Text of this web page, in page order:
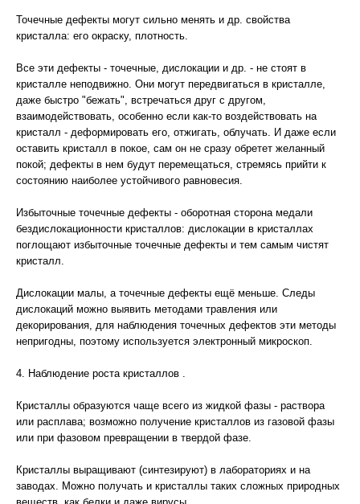
Точечные дефекты могут сильно менять и др. свойства
кристалла: его окраску, плотность.
Все эти дефекты - точечные, дислокации и др. - не стоят в
кристалле неподвижно. Они могут передвигаться в кристалле,
даже быстро "бежать", встречаться друг с другом,
взаимодействовать, особенно если как-то воздействовать на
кристалл - деформировать его, отжигать, облучать. И даже если
оставить кристалл в покое, сам он не сразу обретет желанный
покой; дефекты в нем будут перемещаться, стремясь прийти к
состоянию наиболее устойчивого равновесия.
Избыточные точечные дефекты - оборотная сторона медали
бездислокационности кристаллов: дислокации в кристаллах
поглощают избыточные точечные дефекты и тем самым чистят
кристалл.
Дислокации малы, а точечные дефекты ещё меньше. Следы
дислокаций можно выявить методами травления или
декорирования, для наблюдения точечных дефектов эти методы
непригодны, поэтому используется электронный микроскоп.
4. Наблюдение роста кристаллов .
Кристаллы образуются чаще всего из жидкой фазы - раствора
или расплава; возможно получение кристаллов из газовой фазы
или при фазовом превращении в твердой фазе.
Кристаллы выращивают (синтезируют) в лабораториях и на
заводах. Можно получать и кристаллы таких сложных природных